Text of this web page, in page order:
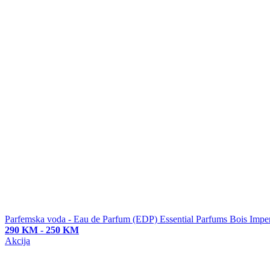
Parfemska voda - Eau de Parfum (EDP) Essential Parfums Bois
290 KM - 250 KM
Akcija